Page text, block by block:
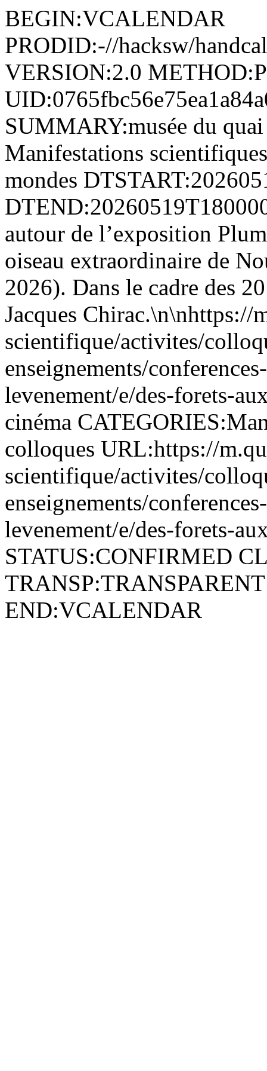
BEGIN:VCALENDAR
PRODID:-//hacksw/
VERSION:2.0
SUMMARY:musée du
Manifestations
mondes
autour de l’exposition
oiseau extraordinaire de
2026). Dans le cadre des
Jacques
scientifique/activites/
enseignements/
levenement/e/des-forets-
cinéma
colloques URL:https://
scientifique/activites/
enseignements/
levenement/e/des-forets-
STATUS:CONFIRMED
END:VCALENDAR